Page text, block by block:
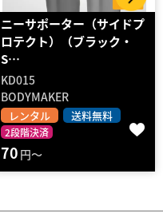
アンクルレスキュークロス
サポートベルト ブラッ
ク…
D7437
DANNO
ショッピング
返却不要
送料無料
5500円